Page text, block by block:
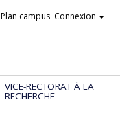
Plan campus Connexion
VICE-RECTORAT À LA
RECHERCHE